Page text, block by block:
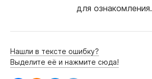
для ознакомления.
Нашли в тексте ошибку?
Выделите её и нажмите сюда!